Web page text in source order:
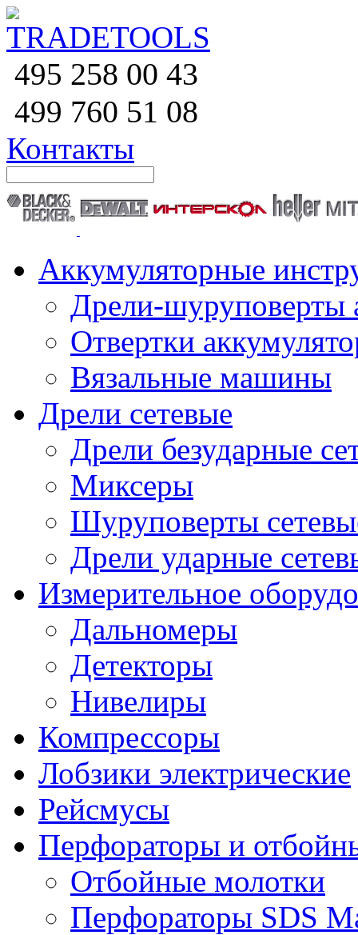
495 258 00 43
499 760 51 08
Контакты
Аккумуляторные
Дрели-шуруповерты
Отвертки
Вязальные машины
Дрели сетевые
Дрели безударные
Миксеры
Шуруповерты
Дрели ударные
Измерительное
Дальномеры
Детекторы
Нивелиры
Компрессоры
Лобзики электрические
Рейсмусы
Перфораторы и
Отбойные молотки
Перфораторы SDS